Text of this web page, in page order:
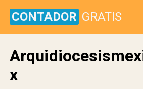
CONTADOR GRATIS
x